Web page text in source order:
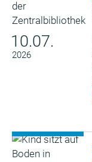
10.07.
2026